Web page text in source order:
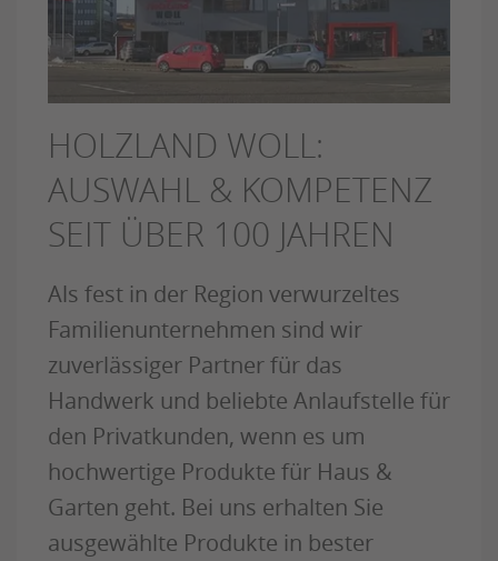
HOLZLAND WOLL:
AUSWAHL & KOMPETENZ
SEIT ÜBER 100 JAHREN
Als fest in der Region verwurzeltes
Familienunternehmen sind wir
zuverlässiger Partner für das
Handwerk und beliebte Anlaufstelle für
den Privatkunden, wenn es um
hochwertige Produkte für Haus &
Garten geht. Bei uns erhalten Sie
ausgewählte Produkte in bester